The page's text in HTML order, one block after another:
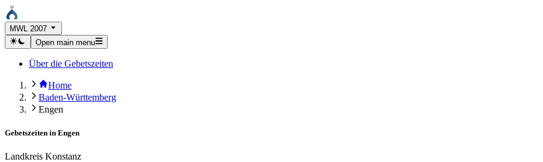
MWL 2007
Open main menu
Über die Gebetszeiten
Home
Baden-Württemberg
Engen
Gebetszeiten in Engen
Landkreis Konstanz